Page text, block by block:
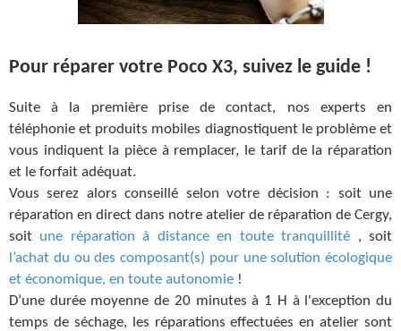
Pour réparer votre Poco X3, suivez le guide !
Suite à la première prise de contact, nos experts en
téléphonie et produits mobiles diagnostiquent le problème et
vous indiquent la pièce à remplacer, le tarif de la réparation
et le forfait adéquat.
Vous serez alors conseillé selon votre décision : soit une
réparation en direct dans notre atelier de réparation de Cergy,
soit une réparation à distance en toute tranquillité , soit
l’achat du ou des composant(s) pour une solution écologique
et économique, en toute autonomie !
D’une durée moyenne de 20 minutes à 1 H à l'exception du
temps de séchage, les réparations effectuées en atelier sont